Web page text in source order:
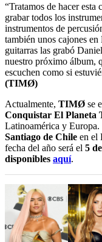
“Tratamos de hacer
grabar todos los
instrumentos de
también unos cajones
guitarras las grabó
nuestro próximo álbum,
escuchen como si
(TIMØ)
Actualmente, TIMØ se
Conquistar El Planeta
Latinoamérica y Europa.
Santiago de Chile en el
fecha del año será el 5
disponibles aquí.